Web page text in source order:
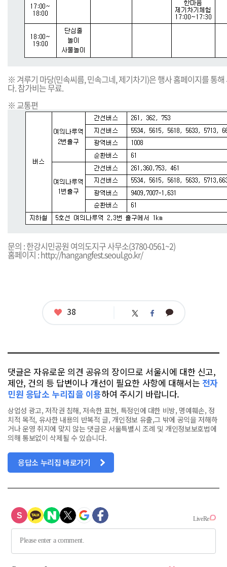
※ 겨루기 마당(민속씨름, 민속그네, 제기차기)은 행사 홈페이지를 통
다. 참가비는 무료.
※ 교통편
문의 : 한강시민공원 여의도지구 사무소(3780-0561~2)
홈페이지 :http://hangangfest.seoul.go.kr/
좋
38 트 페 카
댓글은 자유로운 의견 공유의 장이므로 서울시에 대한 신고,
제안, 건의 등 답변이나 개선이 필요한 사항에 대해서는 전자
민원 응답소 누리집을 이용하여 주시기 바랍니다.
상업성 광고, 저작권 침해, 저속한 표현, 특정인에 대한 비방, 명예훼손, 정
치적 목적, 유사한 내용의 반복적 글, 개인정보 유출,그 밖에 공익을 저해하
거나 운영 취지에 맞지 않는 댓글은 서울특별시 조례 및 개인정보보호법에
의해 통보없이 삭제될 수 있습니다.
응답소 누리집 바로가기